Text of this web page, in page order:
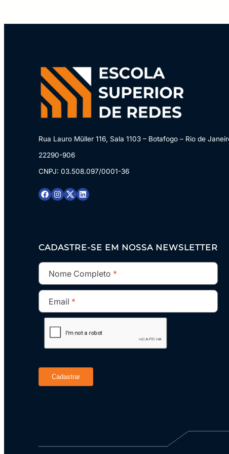
Rua Lauro Müller 116, Sala 1103 – Botafogo – Rio de
22290-906
CNPJ: 03.508.097/0001-36
CADASTRE-SE EM NOSSA NEWSLETTER
Nome Completo
Email
Cadastrar